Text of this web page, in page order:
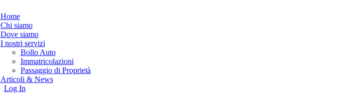
Home
Chi siamo
Dove siamo
I nostri servizi
Bollo Auto
Immatricolazioni
Passaggio di Proprietà
Articoli & News
Log In